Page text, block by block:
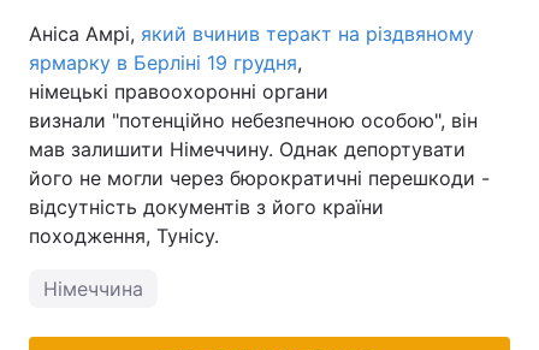
Аніса Амрі, який вчинив теракт на різдвяному
ярмарку в Берліні 19 грудня,
німецькі правоохоронні органи
визнали "потенційно небезпечною особою", він
мав залишити Німеччину. Однак депортувати
його не могли через бюрократичні перешкоди -
відсутність документів з його країни
походження, Тунісу.
Німеччина